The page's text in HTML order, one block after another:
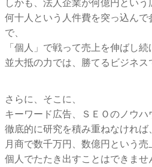
しかも、法人企業が何億円という
何十人という人件費を突っ込ん
で、
「個人」で戦って売上を伸ばし続
並大抵の力では、勝てるビジネス
さらに、そこに、
キーワード広告、ＳＥＯのノウハ
徹底的に研究を積み重ねなければ
月商で数千万円、数億円という売
個人でたたき出すことはできませ